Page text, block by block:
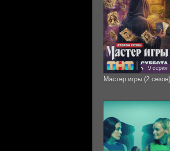
9 серия
Мастер игры (2 сезон)